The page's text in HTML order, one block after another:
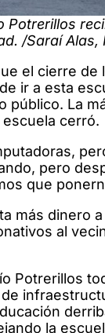
Potrerillos
/Saraí Alas,
el cierre
ir a esta
público. La
cerró.
pero
que
más dinero
al
Potrerillos
la